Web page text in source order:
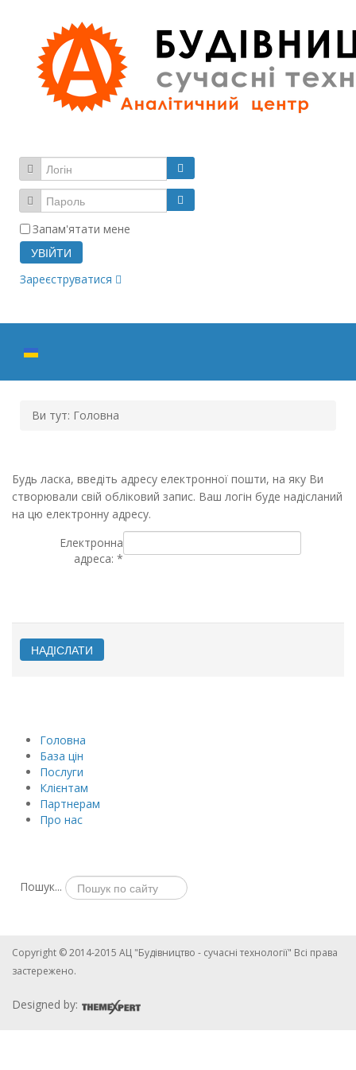
Запам'ятати мене
УВІЙТИ
Зареєструватися
Ви тут: Головна
Будь ласка, введіть адресу електронної пошти, на яку Ви
створювали свій обліковий запис. Ваш логін буде надісланий
на цю електронну адресу.
Електронна
адреса: *
НАДІСЛАТИ
Головна
База цін
Послуги
Клієнтам
Партнерам
Про нас
Пошук...
Copyright © 2014-2015 АЦ "Будівництво - сучасні технології" Всі права
застережено.
Designed by: